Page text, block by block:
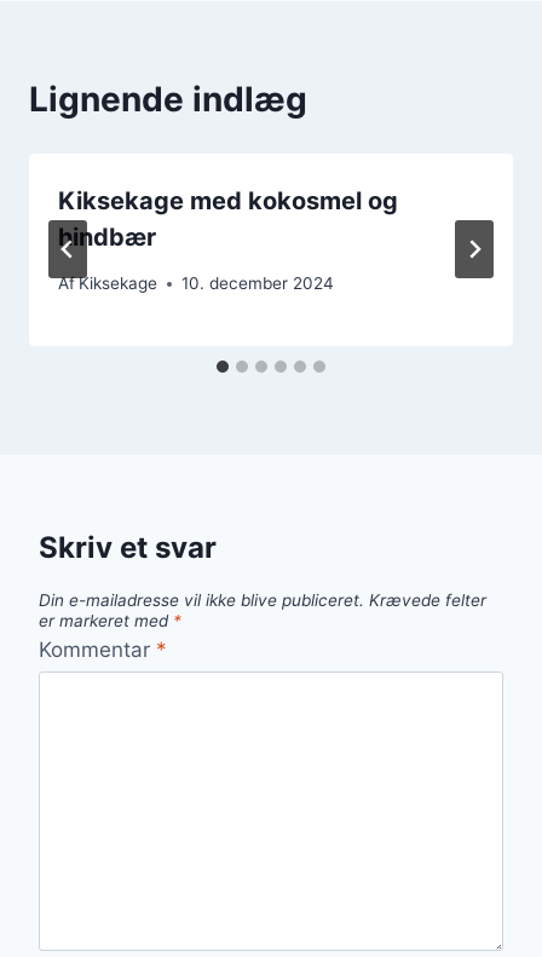
Lignende indlæg
Kiksekage med kokosmel og
hindbær
AfKiksekage 10. december 2024
Skriv et svar
Din e-mailadresse vil ikke blive publiceret. Krævede felter
er markeret med *
Kommentar *